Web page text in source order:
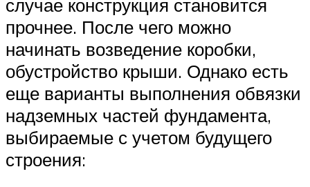
случае конструкция становится
прочнее. После чего можно
начинать возведение коробки,
обустройство крыши. Однако есть
еще варианты выполнения обвязки
надземных частей фундамента,
выбираемые с учетом будущего
строения: